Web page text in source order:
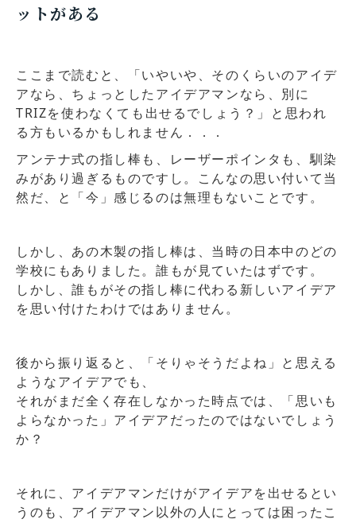
ットがある
ここまで読むと、「いやいや、そのくらいのアイデ
アなら、ちょっとしたアイデアマンなら、別に
TRIZを使わなくても出せるでしょう？」と思われ
る方もいるかもしれません．．．
アンテナ式の指し棒も、レーザーポインタも、馴染
みがあり過ぎるものですし。こんなの思い付いて当
然だ、と「今」感じるのは無理もないことです。
しかし、あの木製の指し棒は、当時の日本中のどの
学校にもありました。誰もが見ていたはずです。
しかし、誰もがその指し棒に代わる新しいアイデア
を思い付けたわけではありません。
後から振り返ると、「そりゃそうだよね」と思える
ようなアイデアでも、
それがまだ全く存在しなかった時点では、「思いも
よらなかった」アイデアだったのではないでしょう
か？
それに、アイデアマンだけがアイデアを出せるとい
うのも、アイデアマン以外の人にとっては困ったこ